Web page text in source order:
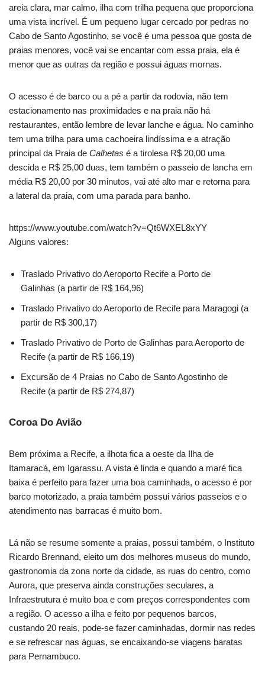
areia clara, mar calmo, ilha com trilha pequena que proporciona
uma vista incrível. É um pequeno lugar cercado por pedras no
Cabo de Santo Agostinho, se você é uma pessoa que gosta de
praias menores, você vai se encantar com essa praia, ela é
menor que as outras da região e possui águas mornas.
O acesso é de barco ou a pé a partir da rodovia, não tem
estacionamento nas proximidades e na praia não há
restaurantes, então lembre de levar lanche e água. No caminho
tem uma trilha para uma cachoeira lindíssima e a atração
principal da Praia de Calhetas é a tirolesa R$ 20,00 uma
descida e R$ 25,00 duas, tem também o passeio de lancha em
média R$ 20,00 por 30 minutos, vai até alto mar e retorna para
a lateral da praia, com uma parada para banho.
https://www.youtube.com/watch?v=Qt6WXEL8xYY
Alguns valores:
Traslado Privativo do Aeroporto Recife a Porto de
Galinhas (a partir de R$ 164,96)
Traslado Privativo do Aeroporto de Recife para Maragogi (a
partir de R$ 300,17)
Traslado Privativo de Porto de Galinhas para Aeroporto de
Recife (a partir de R$ 166,19)
Excursão de 4 Praias no Cabo de Santo Agostinho de
Recife (a partir de R$ 274,87)
Coroa Do Avião
Bem próxima a Recife, a ilhota fica a oeste da Ilha de
Itamaracá, em Igarassu. A vista é linda e quando a maré fica
baixa é perfeito para fazer uma boa caminhada, o acesso é por
barco motorizado, a praia também possui vários passeios e o
atendimento nas barracas é muito bom.
Lá não se resume somente a praias, possui também, o Instituto
Ricardo Brennand, eleito um dos melhores museus do mundo,
gastronomia da zona norte da cidade, as ruas do centro, como
Aurora, que preserva ainda construções seculares, a
Infraestrutura é muito boa e com preços correspondentes com
a região. O acesso a ilha e feito por pequenos barcos,
custando 20 reais, pode-se fazer caminhadas, dormir nas redes
e se refrescar nas águas, se encaixando-se viagens baratas
para Pernambuco.